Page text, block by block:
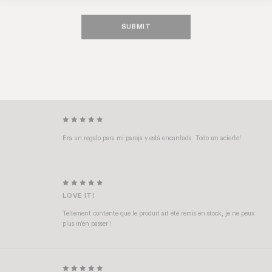
SUBMIT
Era un regalo para mi pareja y está encantada. Todo un acierto!
LOVE IT!
Tellement contente que le produit ait été remis en stock, je ne peux
plus m'en passer !